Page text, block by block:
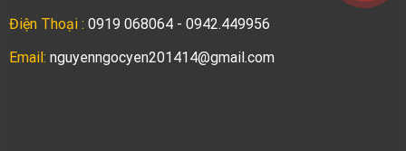
Điện Thoại : 0919 068064 - 0942.449956
Email: nguyenngocyen201414@gmail.com